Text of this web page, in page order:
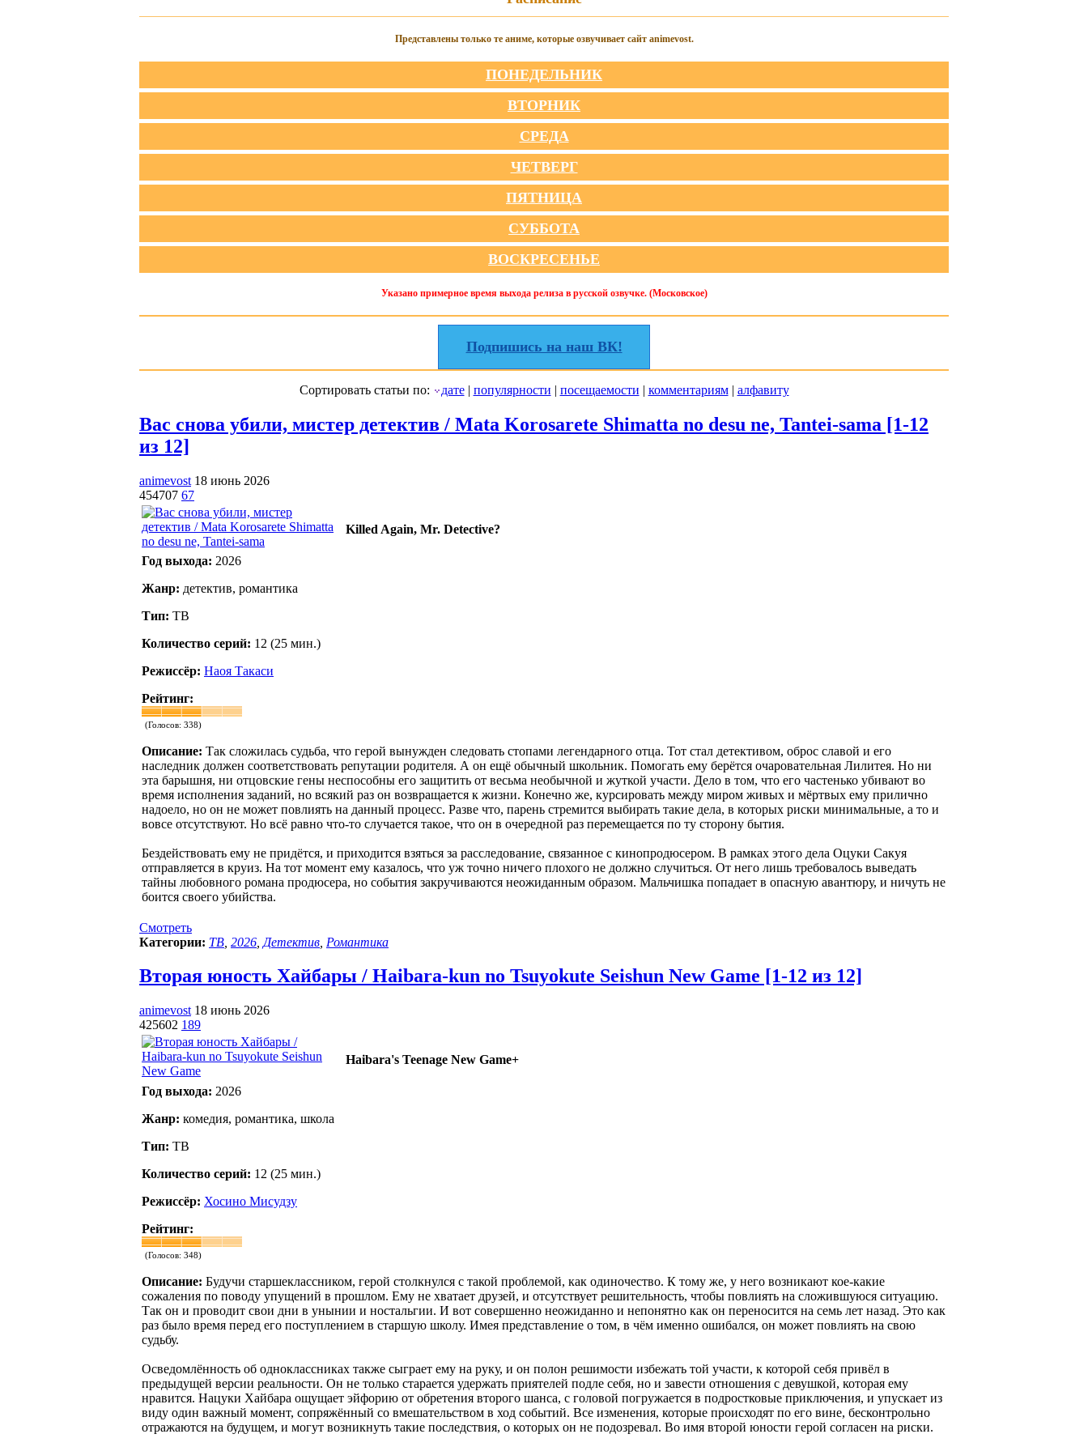
Представлены только те аниме, которые озвучивает сайт animevost.
ПОНЕДЕЛЬНИК
ВТОРНИК
СРЕДА
ЧЕТВЕРГ
ПЯТНИЦА
СУББОТА
ВОСКРЕСЕНЬЕ
Указано примерное время выхода релиза в русской озвучке. (Московское)
Подпишись на наш ВК!
Сортировать статьи по: дате| популярности | посещаемости | комментариям| алфавиту
Вас снова убили, мистер детектив / Mata Korosarete Shimatta no desu ne, Tantei-sama [1-12
из 12]
animevost 18 июнь 2026
454707 67
Killed Again, Mr. Detective?
Год выхода: 2026
Жанр: детектив, романтика
Тип: ТВ
Количество серий: 12 (25 мин.)
Режиссёр: Наоя Такаси
Рейтинг:
(Голосов: 338)
Описание: Так сложилась судьба, что герой вынужден следовать стопами легендарного отца. Тот стал детективом, оброс славой и его
наследник должен соответствовать репутации родителя. А он ещё обычный школьник. Помогать ему берётся очаровательная Лилитея. Но ни
эта барышня, ни отцовские гены неспособны его защитить от весьма необычной и жуткой участи. Дело в том, что его частенько убивают во
время исполнения заданий, но всякий раз он возвращается к жизни. Конечно же, курсировать между миром живых и мёртвых ему прилично
надоело, но он не может повлиять на данный процесс. Разве что, парень стремится выбирать такие дела, в которых риски минимальные, а то и
вовсе отсутствуют. Но всё равно что-то случается такое, что он в очередной раз перемещается по ту сторону бытия.
Бездействовать ему не придётся, и приходится взяться за расследование, связанное с кинопродюсером. В рамках этого дела Оцуки Сакуя
отправляется в круиз. На тот момент ему казалось, что уж точно ничего плохого не должно случиться. От него лишь требовалось выведать
тайны любовного романа продюсера, но события закручиваются неожиданным образом. Мальчишка попадает в опасную авантюру, и ничуть не
боится своего убийства.
Смотреть
Категории: ТВ 2026 Детектив Романтика
Вторая юность Хайбары / Haibara-kun no Tsuyokute Seishun New Game [1-12 из 12]
animevost 18 июнь 2026
425602 189
Haibara's Teenage New Game+
Год выхода: 2026
Жанр: комедия, романтика, школа
Тип: ТВ
Количество серий: 12 (25 мин.)
Режиссёр: Хосино Мисудзу
Рейтинг:
(Голосов: 348)
Описание: Будучи старшеклассником, герой столкнулся с такой проблемой, как одиночество. К тому же, у него возникают кое-какие
сожаления по поводу упущений в прошлом. Ему не хватает друзей, и отсутствует решительность, чтобы повлиять на сложившуюся ситуацию.
Так он и проводит свои дни в унынии и ностальгии. И вот совершенно неожиданно и непонятно как он переносится на семь лет назад. Это как
раз было время перед его поступлением в старшую школу. Имея представление о том, в чём именно ошибался, он может повлиять на свою
судьбу.
Осведомлённость об одноклассниках также сыграет ему на руку, и он полон решимости избежать той участи, к которой себя привёл в
предыдущей версии реальности. Он не только старается удержать приятелей подле себя, но и завести отношения с девушкой, которая ему
нравится. Нацуки Хайбара ощущает эйфорию от обретения второго шанса, с головой погружается в подростковые приключения, и упускает из
виду один важный момент, сопряжённый со вмешательством в ход событий. Все изменения, которые происходят по его вине, бесконтрольно
отражаются на будущем, и могут возникнуть такие последствия, о которых он не подозревал. Во имя второй юности герой согласен на риски.